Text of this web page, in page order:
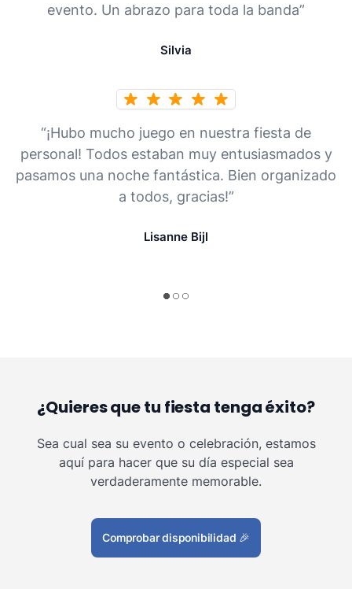
evento. Un abrazo para toda la banda”
Silvia
“¡Hubo mucho juego en nuestra fiesta de
personal! Todos estaban muy entusiasmados y
pasamos una noche fantástica. Bien organizado
a todos, gracias!”
Lisanne Bijl
¿Quieres que tu fiesta tenga éxito?
Sea cual sea su evento o celebración, estamos
aquí para hacer que su día especial sea
verdaderamente memorable.
Comprobar disponibilidad 🎉